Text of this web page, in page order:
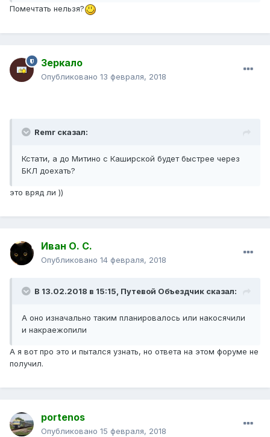
Помечтать нельзя?
Зеркало
Опубликовано 13 февраля, 2018
Remr сказал:
Кстати, а до Митино с Каширской будет быстрее через
БКЛ доехать?
это вряд ли ))
Иван О. С.
Опубликовано 14 февраля, 2018
В 13.02.2018 в 15:15, Путевой Объездчик сказал:
А оно изначально таким планировалось или накосячили
и накраежопили
А я вот про это и пытался узнать, но ответа на этом форуме не
получил.
portenos
Опубликовано 15 февраля, 2018